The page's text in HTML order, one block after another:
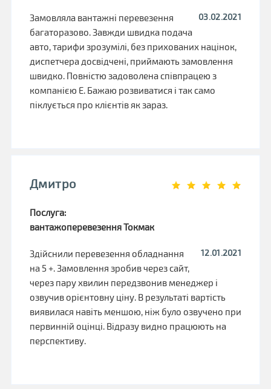
03.02.2021
Замовляла вантажні перевезення
багаторазово. Завжди швидка подача
авто, тарифи зрозумілі, без прихованих націнок,
диспетчера досвідчені, приймають замовлення
швидко. Повністю задоволена співпрацею з
компанією Е. Бажаю розвиватися і так само
піклується про клієнтів як зараз.
Дмитро
Послуга:
вантажоперевезення Токмак
12.01.2021
Здійснили перевезення обладнання
на 5 +. Замовлення зробив через сайт,
через пару хвилин передзвонив менеджер і
озвучив орієнтовну ціну. В результаті вартість
виявилася навіть меншою, ніж було озвучено при
первинній оцінці. Відразу видно працюють на
перспективу.